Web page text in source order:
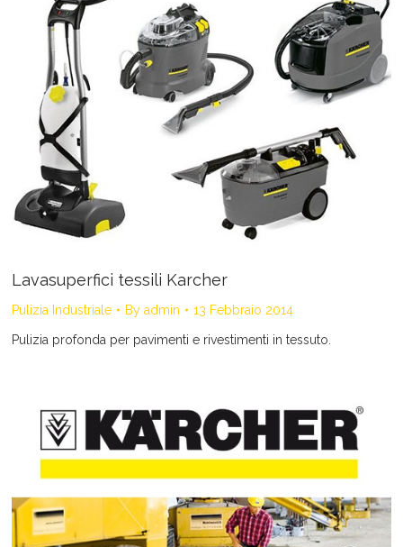
Lavasuperfici tessili Karcher
Pulizia Industriale By admin 13 Febbraio 2014
Pulizia profonda per pavimenti e rivestimenti in tessuto.